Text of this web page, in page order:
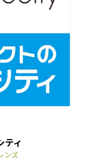
ティ
ンズ